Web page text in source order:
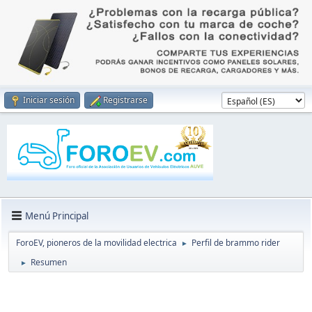
Iniciar sesión Registrarse
Menú Principal
ForoEV, pioneros de la movilidad electrica ► Perfil de brammo rider
► Resumen